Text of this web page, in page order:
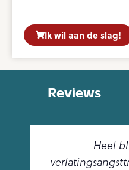
Ik wil aan de slag!
Reviews
Heel